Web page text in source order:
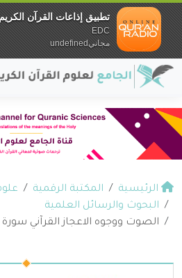
الرئيسية المكتبة الرقمية
البحوث والرسائل العلمية
الصوت ووجوه الاعجاز القرآني سورة
تطبيق إذاعات القرآن
EDC
مجانيundefined